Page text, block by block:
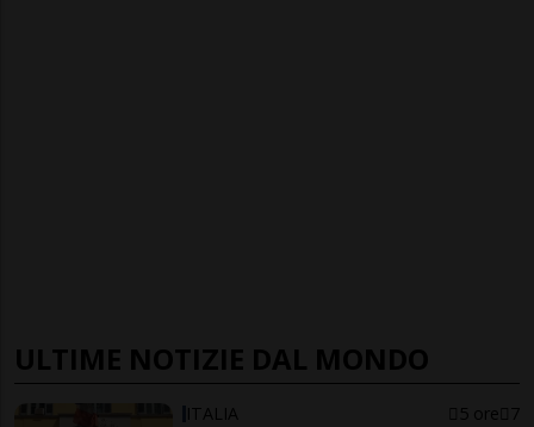
ULTIME NOTIZIE DAL MONDO
ITALIA 5 ore 7